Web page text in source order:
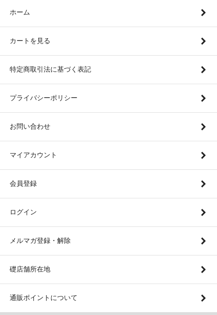
ホーム
カートを見る
特定商取引法に基づく表記
プライバシーポリシー
お問い合わせ
マイアカウント
会員登録
ログイン
メルマガ登録・解除
礎店舗所在地
通販ポイントについて